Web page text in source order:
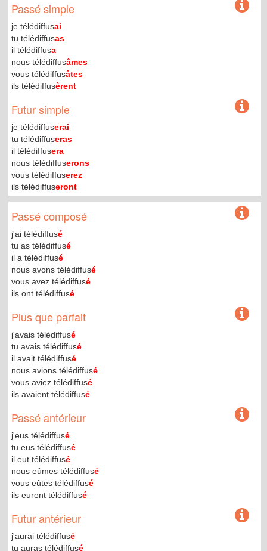
Passé simple
je télédiffusai
tu télédiffusas
il télédiffusa
nous télédiffusâmes
vous télédiffusâtes
ils télédiffusèrent
Futur simple
je télédiffuserai
tu télédiffuseras
il télédiffusera
nous télédiffuserons
vous télédiffuserez
ils télédiffuseront
Passé composé
j'ai télédiffusé
tu as télédiffusé
il a télédiffusé
nous avons télédiffusé
vous avez télédiffusé
ils ont télédiffusé
Plus que parfait
j'avais télédiffusé
tu avais télédiffusé
il avait télédiffusé
nous avions télédiffusé
vous aviez télédiffusé
ils avaient télédiffusé
Passé antérieur
j'eus télédiffusé
tu eus télédiffusé
il eut télédiffusé
nous eûmes télédiffusé
vous eûtes télédiffusé
ils eurent télédiffusé
Futur antérieur
j'aurai télédiffusé
tu auras télédiffusé